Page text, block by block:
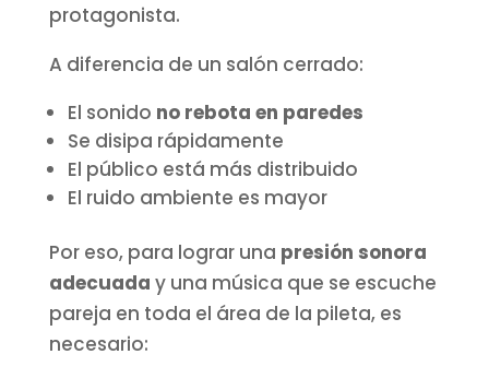
protagonista.
A diferencia de un salón cerrado:
El sonido no rebota en paredes
Se disipa rápidamente
El público está más distribuido
El ruido ambiente es mayor
Por eso, para lograr una presión sonora
adecuada y una música que se escuche
pareja en toda el área de la pileta, es
necesario: